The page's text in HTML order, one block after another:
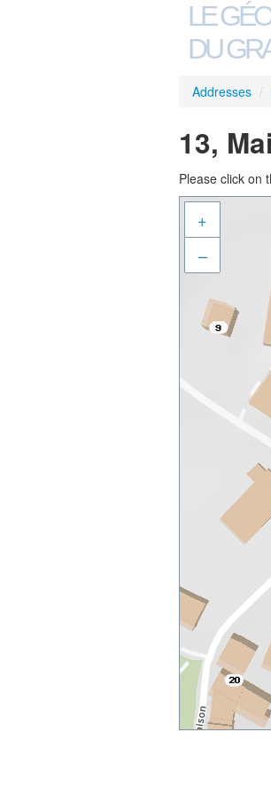
LE
DU
Addresses /
13,
Please click on
+
–